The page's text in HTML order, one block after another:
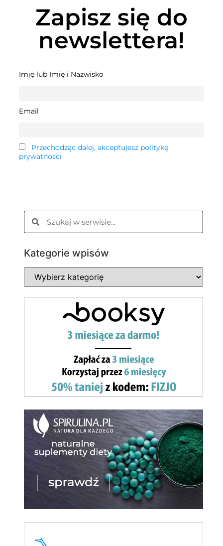
Zapisz się do
newslettera!
Imię lub Imię i Nazwisko
Email
Przechodząc dalej, akceptujesz politykę
prywatności
Kategorie wpisów